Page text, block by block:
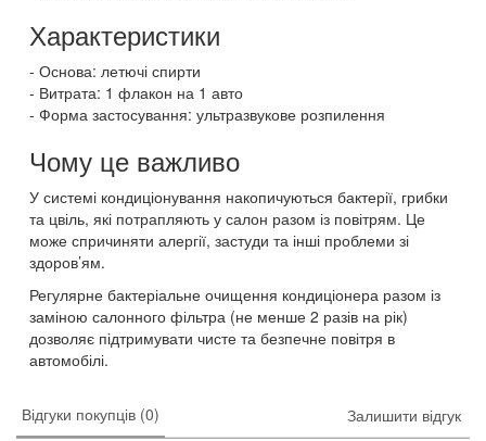
Характеристики
Основа: летючі спирти
Витрата: 1 флакон на 1 авто
Форма застосування: ультразвукове розпилення
Чому це важливо
У системі кондиціонування накопичуються бактерії, грибки
та цвіль, які потрапляють у салон разом із повітрям. Це
може спричиняти алергії, застуди та інші проблеми зі
здоров’ям.
Регулярне бактеріальне очищення кондиціонера разом із
заміною салонного фільтра (не менше 2 разів на рік)
дозволяє підтримувати чисте та безпечне повітря в
автомобілі.
Відгуки покупців (0) Залишити відгук